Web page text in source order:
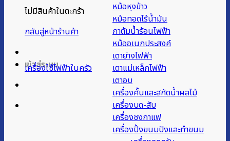
ไม่มีสินค้าในตะกร้า
กลับสู่หน้าร้านค้า
เข้าสู่ระบบ
เครื่องใช้ไฟฟ้าในครัว
หม้อหุงข้าว
หม้อทอดไร้น้ำมัน
กาต้มน้ำร้อนไฟฟ้า
หม้ออเนกประสงค์
เตาย่างไฟฟ้า
เตาแม่เหล็กไฟฟ้า
เตาอบ
เครื่องคั้นและสกัดน้ำผลไม้
เครื่องบด-สับ
เครื่องชงกาแฟ
เครื่องปิ้งขนมปังและทำขนม